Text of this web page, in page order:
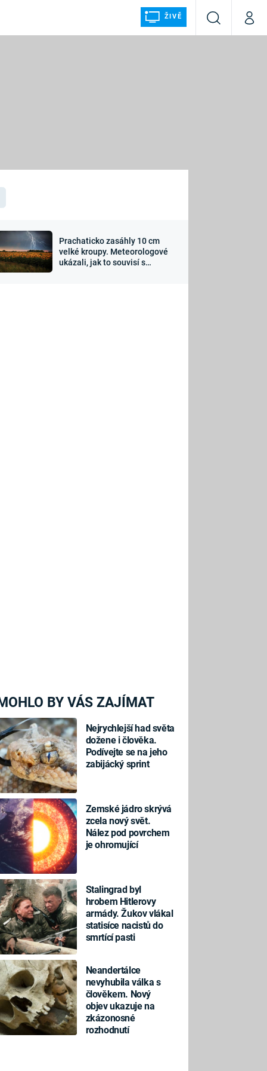
ŽIVĚ
VyhledáváníMůj
Sledujte nás
Prachaticko zasáhly 10 cm
velké kroupy. Meteorologové
ukázali, jak to souvisí s
BY VÁS ZAJÍMAT
Nejrychlejší had světa
dožene i člověka.
Podívejte se na jeho
zabijácký sprint
Zemské jádro skrývá
zcela nový svět.
Nález pod povrchem
je ohromující
Stalingrad byl
hrobem Hitlerovy
armády. Žukov vlákal
statisíce nacistů do
smrtící pasti
Neandertálce
nevyhubila válka s
člověkem. Nový
objev ukazuje na
zkázonosné
rozhodnutí